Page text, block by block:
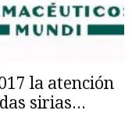
la atención
sirias...